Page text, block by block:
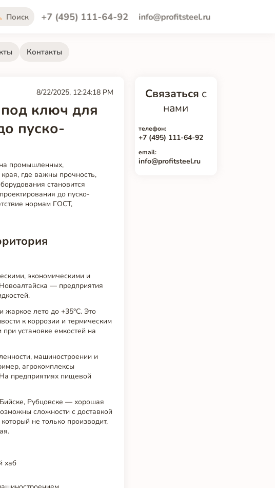
Поиск +7 (495) 111-64-92 info@profitsteel.ru
Контакты
8/22/2025, 12:24:18 PM
ключ для
пуско-
промышленных,
где важны прочность,
становится
до пуско-
нормам ГОСТ,
экономическими и
— предприятия
жаркое лето до +35°C. Это
к коррозии и термическим
установке емкостей на
машиностроении и
агрокомплексы
предприятиях пищевой
Рубцовске — хорошая
сложности с доставкой
не только производит,
хаб
Связаться с
нами
телефон:
+7 (495) 111-64-92
email:
info@profitsteel.ru